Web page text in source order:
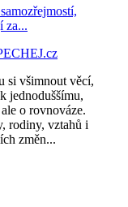
za...
si všimnout věcí,
jednoduššímu,
o rovnováze.
rodiny, vztahů i
změn...